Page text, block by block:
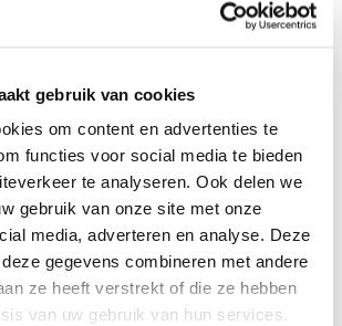
gebruik van cookies
om content en advertenties te
functies voor social media te bieden
te analyseren. Ook delen we
gebruik van onze site met onze
media, adverteren en analyse. Deze
gegevens combineren met andere
ze heeft verstrekt of die ze hebben
van uw gebruik van hun services.